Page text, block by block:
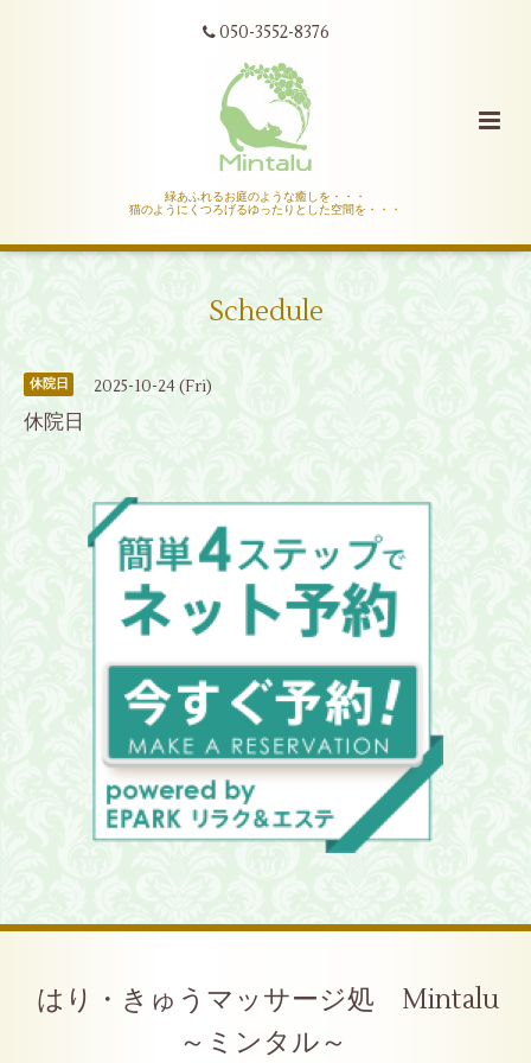
050-3552-8376
緑あふれるお庭のような癒しを・・・
猫のようにくつろげるゆったりとした空間を・・・
Schedule
休院日 2025-10-24 (Fri)
休院日
はり・きゅうマッサージ処 Mintalu
～ミンタル～